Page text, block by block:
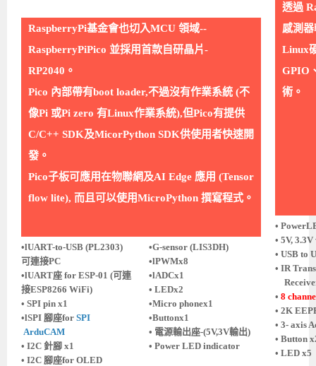
Python程式實戰養成學程
Python程式設計
APCS寒暑假程式檢定班
Java 物件導向程式
Android Framework
Android ADK周邊裝置開發班
iPhone程式設計進階班
Android嵌入式平台開發訓練班
TI MSP430微控制器開發
產品應用系列課程
生醫感測器整合設計班
物聯網Web整合應用實作班
轉職就業班
AI智能醫療電子產品開發人才就業班
物聯網韌體工程師人才養成班
物聯網平台開發人才養成班
Edge AI與Pi Pico實作應用
電腦視覺演算法-人臉識別實戰
iPAS巨量資料分析師考照班
【遠距同步】青少年AI冬/夏令營
青少年AI人工智慧實作班
Python進階程式設計：從資料結構到演算法
Python程式實戰養成學程
硬體控制使用Python
用樹莓派實現物聯網
RaspberryPi基金會也切入MCU 領域--
RaspberryPiPico 並採用首款自研晶片-
RP2040。
Pico 內部帶有boot loader,不過沒有作業系統 (不
像Pi 或Pi zero 有Linux作業系統),但Pico有提供
C/C++ SDK及MicorPython SDK供使用者快速開
發。
Pico子板可應用在物聯網及AI Edge 應用 (Tensor
flow lite), 而且可以使用MicroPython 撰寫程式。
•lUART-to-USB (PL2303)
可連接PC
•lUART座 for ESP-01 (可連
接ESP8266 WiFi)
• SPI pin x1
•lSPI 腳座for SPI
ArduCAM
• I2C 針腳 x1
• I2C 腳座for OLED
•G-sensor (LIS3DH)
•lPWMx8
•lADCx1
• LEDx2
•Micro phonex1
•Buttonx1
• 電源輸出座-(5V,3V輸出)
• Power LED indicator
透過
感測
Linux
GPIO
術。
•
• 5V,
• USB to
• IR
• 8
• 2K
• 3- axis
• Button
• LED x5